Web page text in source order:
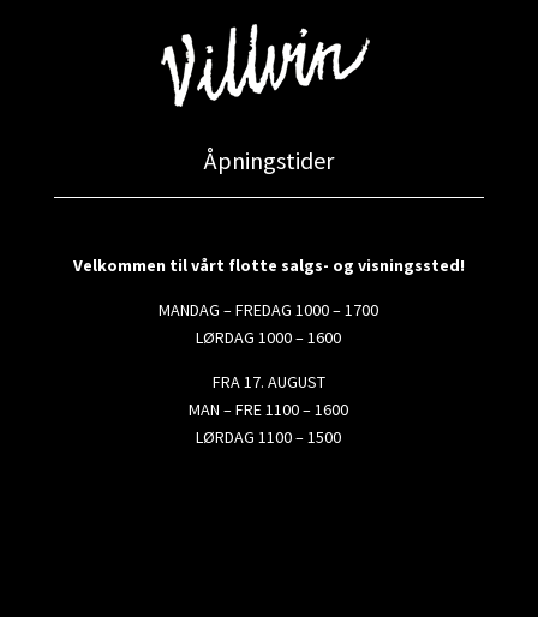
Åpningstider
Velkommen til vårt flotte salgs- og visningssted!
MANDAG – FREDAG 1000 – 1700
LØRDAG 1000 – 1600
FRA 17. AUGUST
MAN – FRE 1100 – 1600
LØRDAG 1100 – 1500